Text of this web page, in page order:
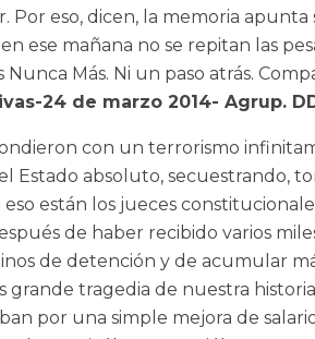
Por eso, dicen, la memoria
ese mañana no se repitan las
Más. Ni un paso atrás.
24 de marzo 2014- Agrup.
con un terrorismo
absoluto, secuestrando,
están los jueces
de haber recibido varios
de detención y de acumular
tragedia de nuestra historia,
por una simple mejora de